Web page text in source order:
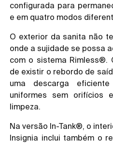
configurada para
e em quatro modos
O exterior da sanita não
onde a sujidade se possa
com o sistema Rimless®.
de existir o rebordo de
uma descarga
uniformes sem orifícios
limpeza.
Na versão In-Tank®, o
Insignia inclui também o